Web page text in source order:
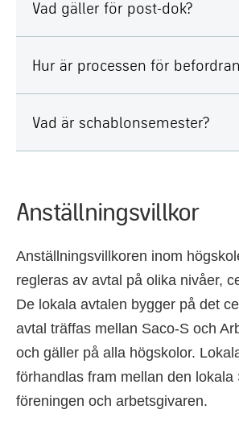
Vad gäller för post-dok?
Hur är processen för
Vad är schablonsemester?
Anställningsvillkor
Anställningsvillkoren inom
regleras av avtal på olika nivåer,
De lokala avtalen bygger på det
avtal träffas mellan Saco-S och
och gäller på alla högskolor.
förhandlas fram mellan den lokala
föreningen och arbetsgivaren.